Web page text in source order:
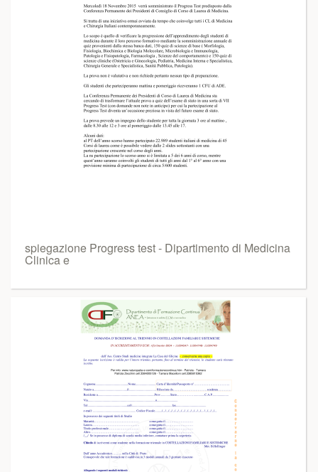
spiegazione Progress test - Dipartimento di Medicina
Clinica e